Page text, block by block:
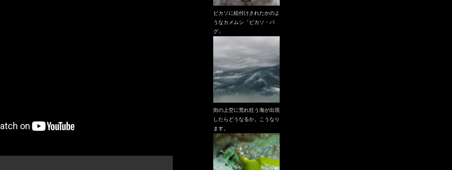
ピカソに絵付けされたかのよ
うなカメムシ「ピカソ・バ
グ」
街の上空に荒れ狂う海が出現
したらどうなるか。こうなり
ます。